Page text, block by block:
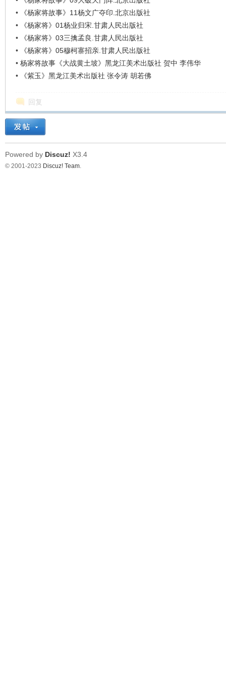
•
《杨家将故事》11杨文广夺印.北京出版社
•
《杨家将》01杨业归宋.甘肃人民出版社
•
《杨家将》03三擒孟良.甘肃人民出版社
•
《杨家将》05穆柯寨招亲.甘肃人民出版社
• 杨家将故事《大战黄土坡》黑龙江美术出版社 贺中 李伟华
•
《紫玉》黑龙江美术出版社 张令涛 胡若佛
回复
Powered by Discuz! X3.4
© 2001-2023 Discuz! Team.